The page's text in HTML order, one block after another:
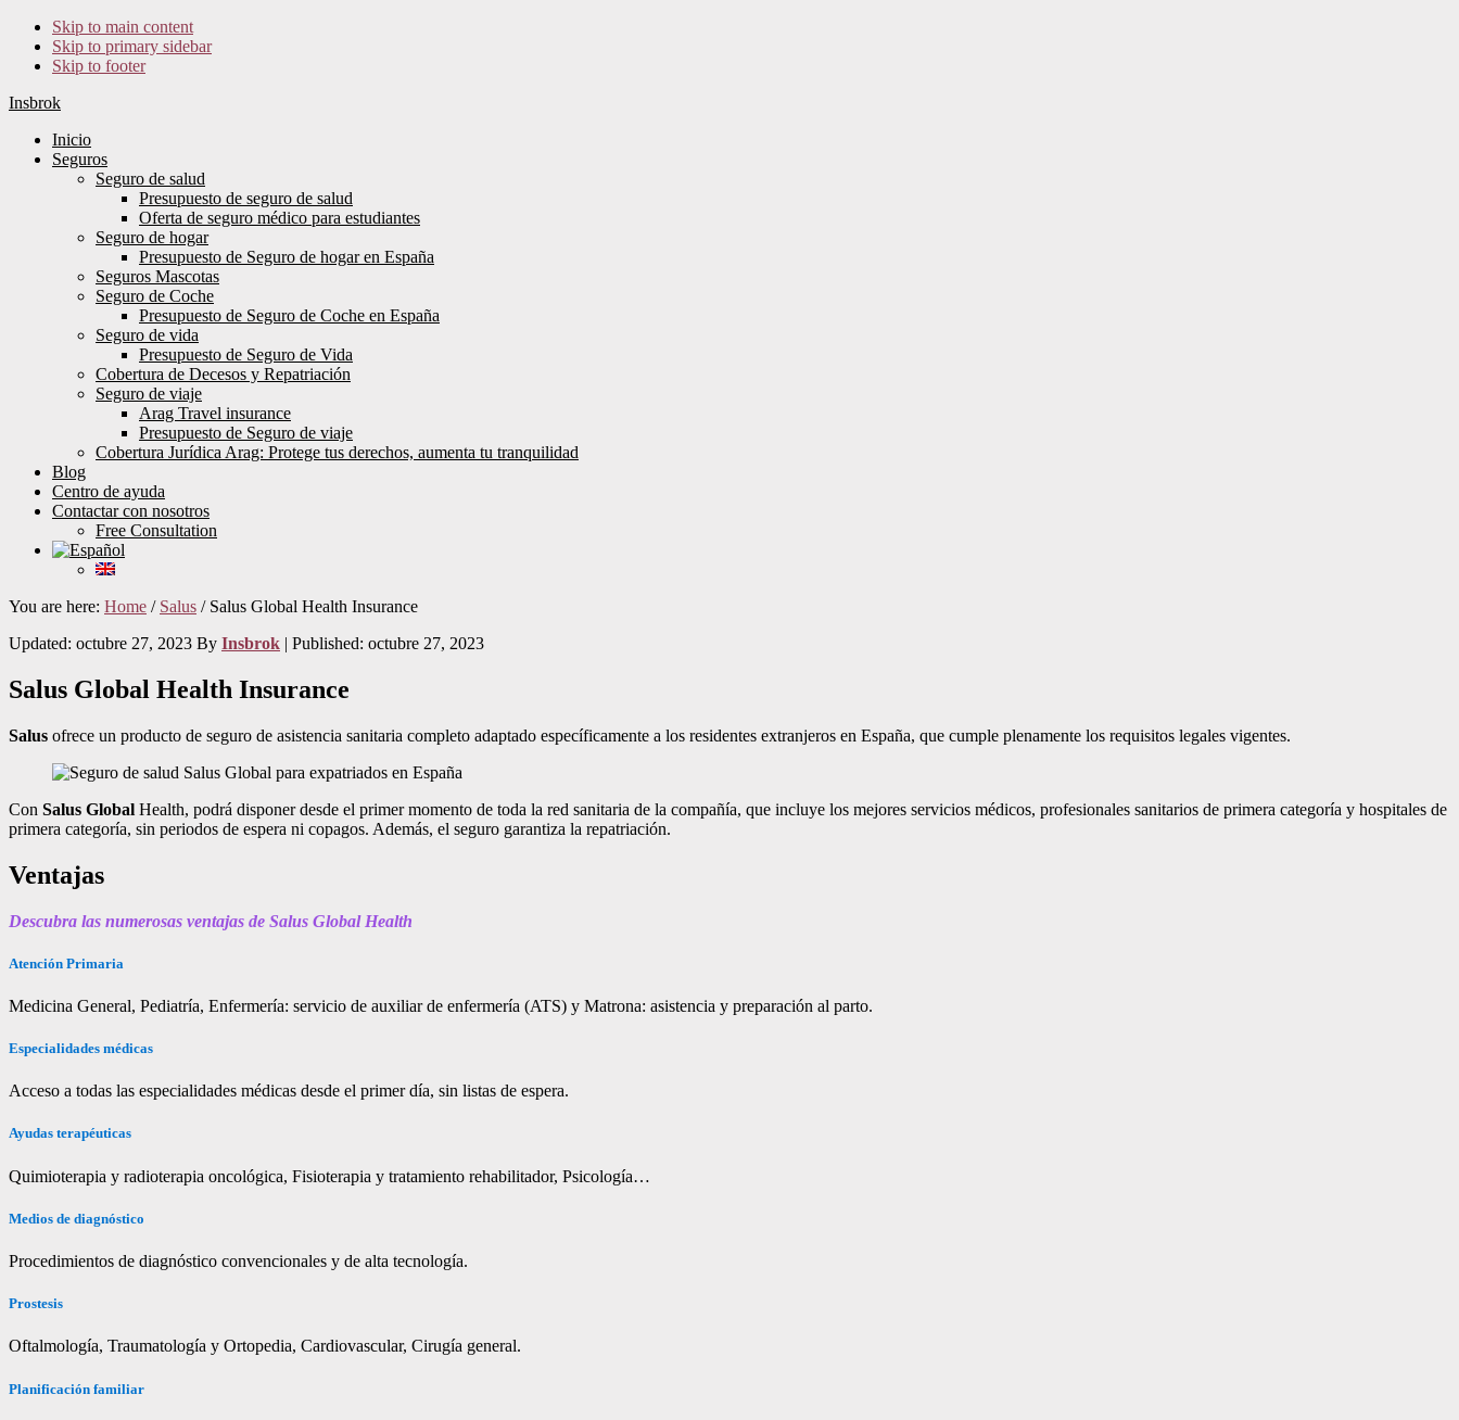
Skip to main content
Skip to primary sidebar
Skip to footer
Insbrok
Inicio
Seguros
Seguro de salud
Presupuesto de seguro de salud
Oferta de seguro médico para estudiantes
Seguro de hogar
Presupuesto de Seguro de hogar en España
Seguros Mascotas
Seguro de Coche
Presupuesto de Seguro de Coche en España
Seguro de vida
Presupuesto de Seguro de Vida
Cobertura de Decesos y Repatriación
Seguro de viaje
Arag Travel insurance
Presupuesto de Seguro de viaje
Cobertura Jurídica Arag: Protege tus derechos, aumenta tu tranquilidad
Blog
Centro de ayuda
Contactar con nosotros
Free Consultation
You are here: Home / Salus /Salus Global Health Insurance
Updated: octubre 27, 2023 By Insbrok | Published: octubre 27, 2023
Salus Global Health Insurance
Salus ofrece un producto de seguro de asistencia sanitaria completo adaptado específicamente a los residentes extranjeros en España, que cumple plenamente los requisitos legales vigentes.
Con Salus Global Health, podrá disponer desde el primer momento de toda la red sanitaria de la compañía, que incluye los mejores servicios médicos, profesionales sanitarios de primera categoría y hospitales de
primera categoría, sin periodos de espera ni copagos. Además, el seguro garantiza la repatriación.
Ventajas
Descubra las numerosas ventajas de Salus Global Health
Atención Primaria
Medicina General, Pediatría, Enfermería: servicio de auxiliar de enfermería (ATS) y Matrona: asistencia y preparación al parto.
Especialidades médicas
Acceso a todas las especialidades médicas desde el primer día, sin listas de espera.
Ayudas terapéuticas
Quimioterapia y radioterapia oncológica, Fisioterapia y tratamiento rehabilitador, Psicología…
Medios de diagnóstico
Procedimientos de diagnóstico convencionales y de alta tecnología.
Prostesis
Oftalmología, Traumatología y Ortopedia, Cardiovascular, Cirugía general.
Planificación familiar